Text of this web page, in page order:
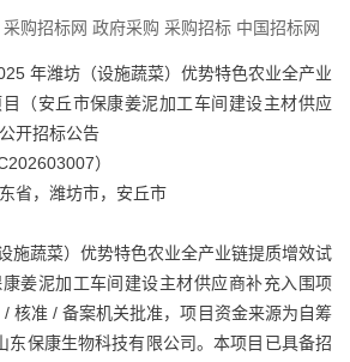
购招标网 政府采购 采购招标 中国招标网
年潍坊（设施蔬菜）优势特色农业全产业
（安丘市保康姜泥加工车间建设主材供应
开招标公告
）
省，潍坊市，安丘市
施蔬菜）优势特色农业全产业链提质增效试
姜泥加工车间建设主材供应商补充入围项
/ 核准 / 备案机关批准，项目资金来源为自筹
东保康生物科技有限公司。本项目已具备招